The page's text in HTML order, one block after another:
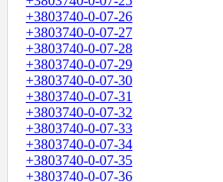
+3803740-0-07-26
+3803740-0-07-27
+3803740-0-07-28
+3803740-0-07-29
+3803740-0-07-30
+3803740-0-07-31
+3803740-0-07-32
+3803740-0-07-33
+3803740-0-07-34
+3803740-0-07-35
+3803740-0-07-36